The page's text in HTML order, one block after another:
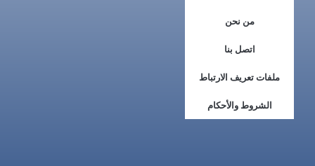
من نحن
اتصل بنا
ملفات تعريف الارتباط
الشروط والأحكام